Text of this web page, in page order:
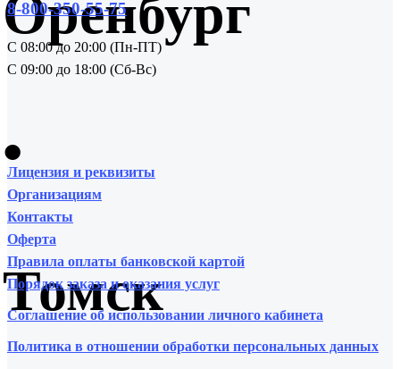
Оренбург
•
Томск
8-800-350-55-75
С 08:00 до 20:00 (Пн-ПТ)
С 09:00 до 18:00 (Сб-Вс)
Лицензия и реквизиты
Организациям
Контакты
Оферта
Правила оплаты банковской картой
Порядок заказа и оказания услуг
Соглашение об использовании личного кабинета
Политика в отношении обработки персональных данных